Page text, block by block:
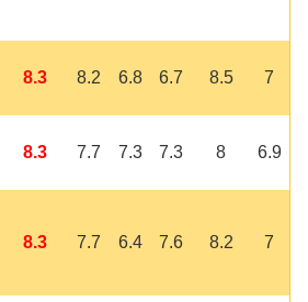
8.3 8.2 6.8 6.7 8.5 7
8.3 7.7 7.3 7.3 8 6.9
8.3 7.7 6.4 7.6 8.2 7